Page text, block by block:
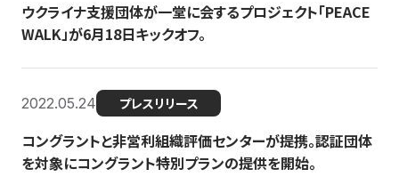
ウクライナ支援団体が一堂に会するプロジェクト「PEACE
WALK」が6月18日キックオフ。
2022.05.24 プレスリリース
コングラントと非営利組織評価センターが提携。認証団体
を対象にコングラント特別プランの提供を開始。